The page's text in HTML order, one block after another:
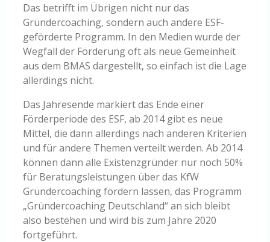
Das betrifft im Übrigen nicht nur das
Gründercoaching, sondern auch andere ESF-
geförderte Programm. In den Medien wurde der
Wegfall der Förderung oft als neue Gemeinheit
aus dem BMAS dargestellt, so einfach ist die Lage
allerdings nicht.
Das Jahresende markiert das Ende einer
Förderperiode des ESF, ab 2014 gibt es neue
Mittel, die dann allerdings nach anderen Kriterien
und für andere Themen verteilt werden. Ab 2014
können dann alle Existenzgründer nur noch 50%
für Beratungsleistungen über das KfW
Gründercoaching fördern lassen, das Programm
„Gründercoaching Deutschland“ an sich bleibt
also bestehen und wird bis zum Jahre 2020
fortgeführt.